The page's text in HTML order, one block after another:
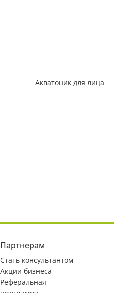
Акватоник для лица
Партнерам
Стать консультантом
Акции бизнеса
Реферальная